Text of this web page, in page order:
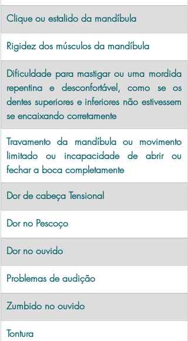
Clique ou estalido da mandíbula
Rigidez dos músculos da mandíbula
Dificuldade para mastigar ou uma mordida
repentina e desconfortável, como se os
dentes superiores e inferiores não estivessem
se encaixando corretamente
Travamento da mandíbula ou movimento
limitado ou incapacidade de abrir ou
fechar a boca completamente
Dor de cabeça Tensional
Dor no Pescoço
Dor no ouvido
Problemas de audição
Zumbido no ouvido
Tontura